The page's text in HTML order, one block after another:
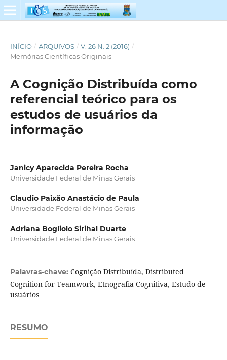
INÍCIO / ARQUIVOS / V. 26 N. 2 (2016) /
Memórias Científicas Originais
A Cognição Distribuída como
referencial teórico para os
estudos de usuários da
informação
Janicy Aparecida Pereira Rocha
Universidade Federal de Minas Gerais
Claudio Paixão Anastácio de Paula
Universidade Federal de Minas Gerais
Adriana Bogliolo Sirihal Duarte
Universidade Federal de Minas Gerais
Palavras-chave: Cognição Distribuída, Distributed
Cognition for Teamwork, Etnografia Cognitiva, Estudo de
usuários
RESUMO